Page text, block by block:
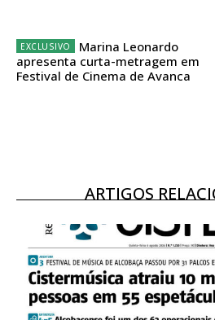
Escolha o plano de
32€
12
Edição em papel entregue
casa
Marina Leonardo
apresenta curta-metragem em
Festival de Cinema de Avanca
ARTIGOS